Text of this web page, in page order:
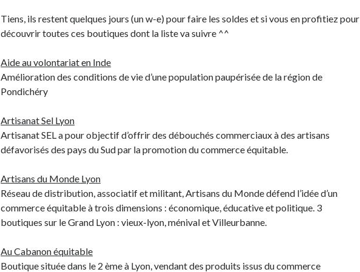
Tiens, ils restent quelques jours (un w-e) pour faire les soldes et si vous en profitiez pour
découvrir toutes ces boutiques dont la liste va suivre ^^
Aide au volontariat en Inde
Amélioration des conditions de vie d’une population paupérisée de la région de
Pondichéry
Artisanat Sel Lyon
Artisanat SEL a pour objectif d’offrir des débouchés commerciaux à des artisans
défavorisés des pays du Sud par la promotion du commerce équitable.
Artisans du Monde Lyon
Réseau de distribution, associatif et militant, Artisans du Monde défend l’idée d’un
commerce équitable à trois dimensions : économique, éducative et politique. 3
boutiques sur le Grand Lyon : vieux-lyon, ménival et Villeurbanne.
Au Cabanon équitable
Boutique située dans le 2 ème à Lyon, vendant des produits issus du commerce